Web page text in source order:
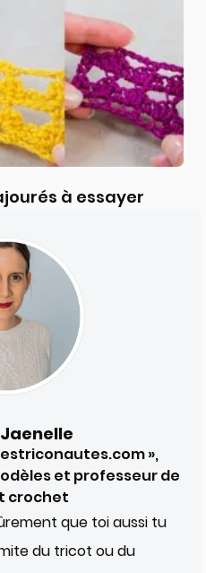
à essayer
»,
et professeur de
crochet
que toi aussi tu
du tricot ou du